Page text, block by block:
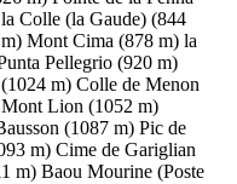
la Colle (la Gaude) (844
Mont Cima (878 m) la
Pellegrio (920 m)
m) Colle de Menon
Mont Lion (1052 m)
(1087 m) Pic de
m) Cime de Gariglian
m) Baou Mourine (Poste